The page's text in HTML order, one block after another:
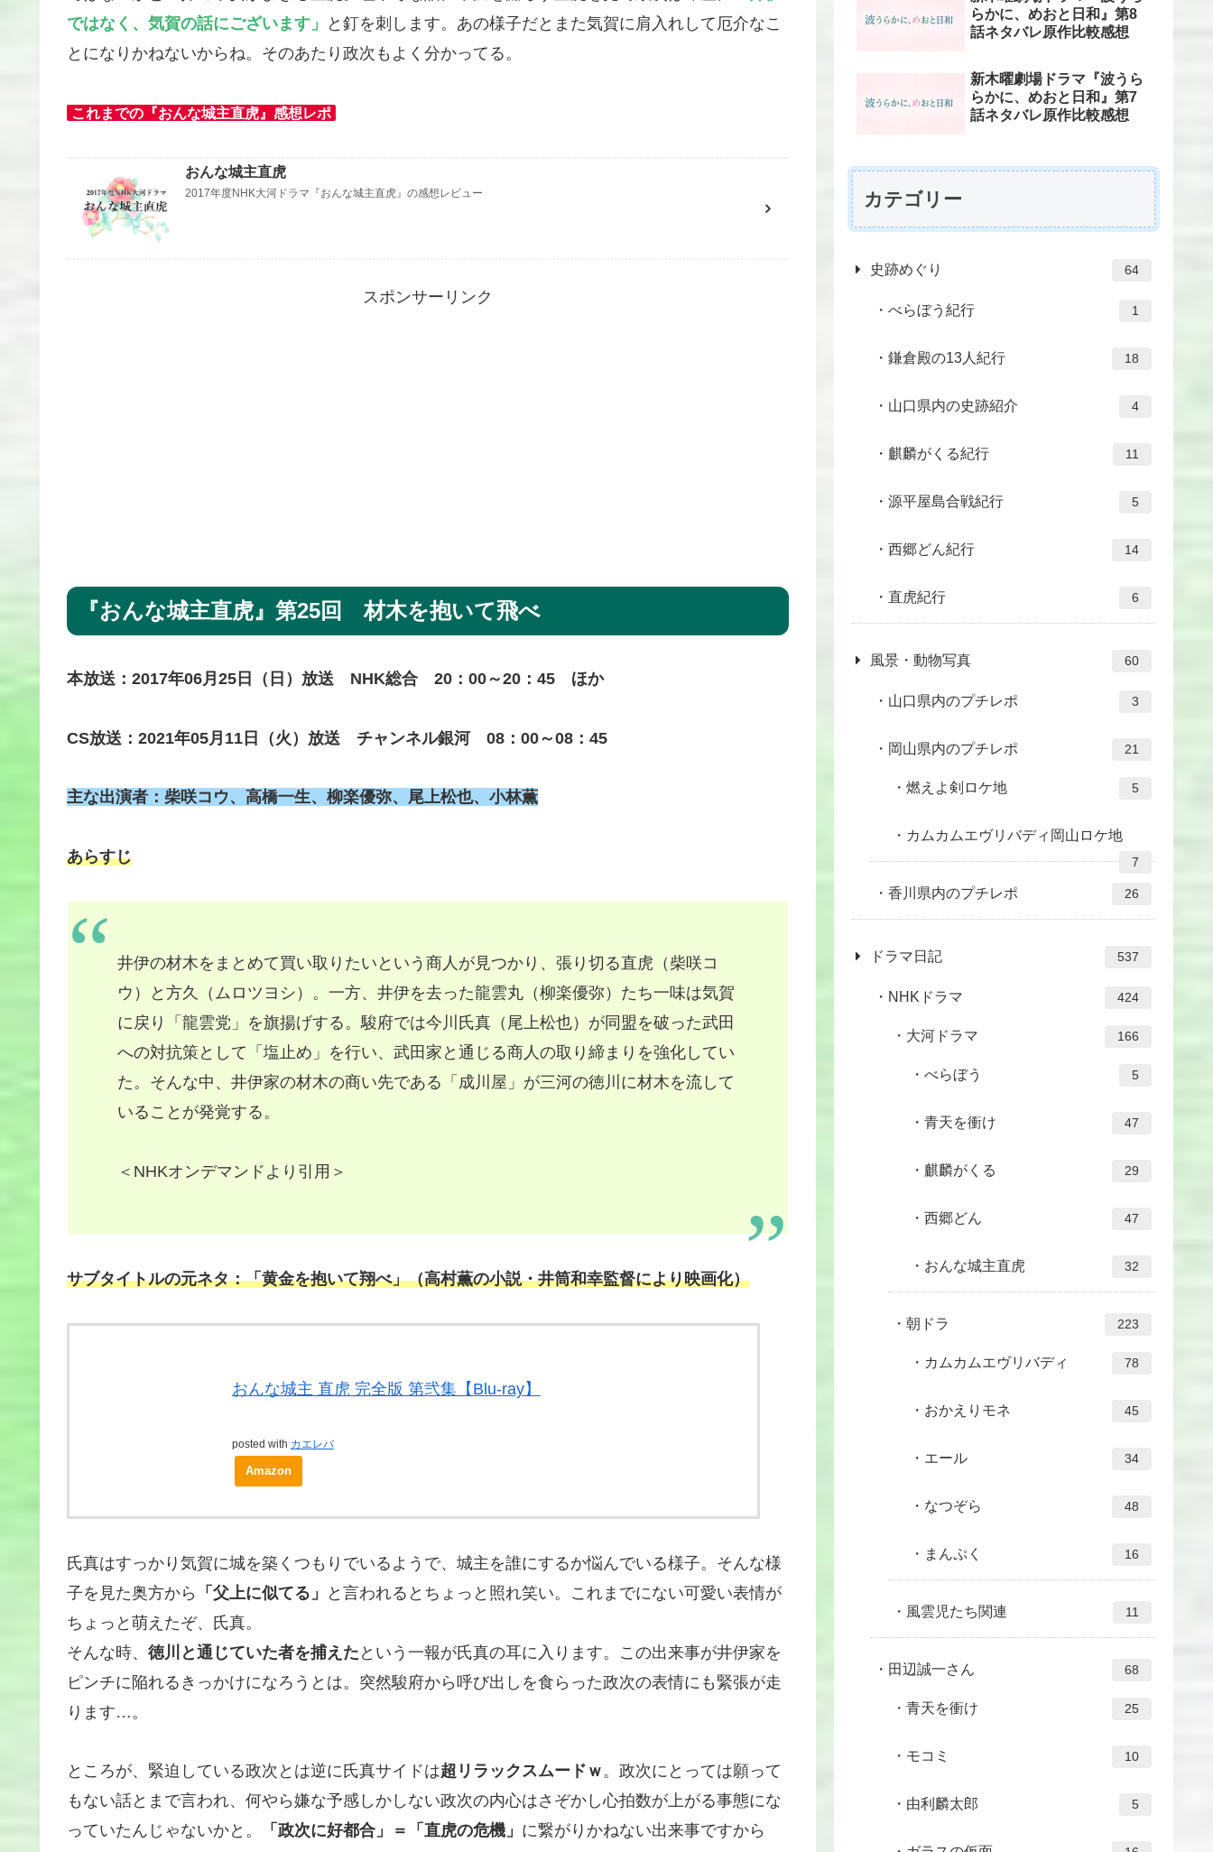
ではなく、気賀の話にございます」
と釘を刺します。あの様子だとまた気賀に肩入れして厄介なこ
とになりかねないからね。そのあたり政次もよく分かってる。
これまでの『おんな城主直虎』感想レポ
おんな城主直虎
2017年度NHK大河ドラマ『おんな城主直虎』の感想レビュー
スポンサーリンク
『おんな城主直虎』第25回 材木を抱いて飛べ
本放送：2017年06月25日（日）放送 NHK総合 20：00～20：45 ほか
CS放送：2021年05月11日（火）放送 チャンネル銀河 08：00～08：45
主な出演者：柴咲コウ、高橋一生、柳楽優弥、尾上松也、小林薫
あらすじ
井伊の材木をまとめて買い取りたいという商人が見つかり、張り切る直虎（柴咲コ
ウ）と方久（ムロツヨシ）。一方、井伊を去った龍雲丸（柳楽優弥）たち一味は気賀
に戻り「龍雲党」を旗揚げする。駿府では今川氏真（尾上松也）が同盟を破った武田
への対抗策として「塩止め」を行い、武田家と通じる商人の取り締まりを強化してい
た。そんな中、井伊家の材木の商い先である「成川屋」が三河の徳川に材木を流して
いることが発覚する。
＜NHKオンデマンドより引用＞
サブタイトルの元ネタ：「黄金を抱いて翔べ」（高村薫の小説・井筒和幸監督により映画化）
おんな城主 直虎 完全版 第弐集【Blu-ray】
posted with カエレバ
Amazon
氏真はすっかり気賀に城を築くつもりでいるようで、城主を誰にするか悩んでいる様子。そんな様
子を見た奥方から
「父上に似てる」
と言われるとちょっと照れ笑い。これまでにない可愛い表情が
ちょっと萌えたぞ、氏真。
そんな時、 徳川と通じていた者を捕えた という一報が氏真の耳に入ります。この出来事が井伊家を
ピンチに陥れるきっかけになろうとは。突然駿府から呼び出しを食らった政次の表情にも緊張が走
ります…。
ところが、緊迫している政次とは逆に氏真サイドは超リラックスムードｗ。政次にとっては願って
もない話とまで言われ、何やら嫌な予感しかしない政次の内心はさぞかし心拍数が上がる事態にな
っていたんじゃないかと。
「政次に好都合」＝「直虎の危機」 に繋がりかねない出来事ですから
らかに、めおと日和』第8
話ネタバレ原作比較感想
新木曜劇場ドラマ『波うら
らかに、めおと日和』第7
話ネタバレ原作比較感想
カテゴリー
史跡めぐり 64
べらぼう紀行 1
鎌倉殿の13人紀行 18
山口県内の史跡紹介 4
麒麟がくる紀行 11
源平屋島合戦紀行 5
西郷どん紀行 14
直虎紀行 6
風景・動物写真 60
山口県内のプチレポ 3
岡山県内のプチレポ 21
燃えよ剣ロケ地 5
カムカムエヴリバディ岡山ロケ地
7
香川県内のプチレポ 26
ドラマ日記 537
NHKドラマ 424
大河ドラマ 166
べらぼう 5
青天を衝け 47
麒麟がくる 29
西郷どん 47
おんな城主直虎 32
朝ドラ 223
カムカムエヴリバディ 78
おかえりモネ 45
エール 34
なつぞら 48
まんぷく 16
風雲児たち関連 11
田辺誠一さん 68
青天を衝け 25
モコミ 10
由利麟太郎 5